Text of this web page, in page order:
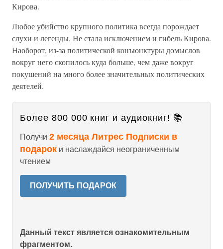
Кирова.
Любое убийство крупного политика всегда порождает
слухи и легенды. Не стала исключением и гибель Кирова.
Наоборот, из-за политической конъюнктуры домыслов
вокруг него скопилось куда больше, чем даже вокруг
покушений на много более значительных политических
деятелей.
Более 800 000 книг и аудиокниг! 📚
Получи 2 месяца Литрес Подписки в
подарок и наслаждайся неограниченным
чтением
ПОЛУЧИТЬ ПОДАРОК
Данный текст является ознакомительным
фрагментом.